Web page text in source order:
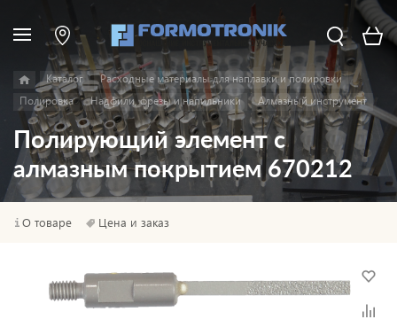
Каталог
Расходные материалы для наплавки и полировки
Полировка
Надфили, фрезы и напильники Алмазный инструмент
Полирующий элемент с
алмазным покрытием 670212
О товаре Цена и заказ